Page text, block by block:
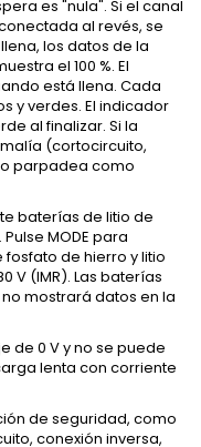
es "nula". Si el canal
al revés, se
los datos de la
el 100 %. El
está llena. Cada
y verdes. El indicador
al finalizar. Si la
(cortocircuito,
parpadea como
baterías de litio de
MODE para
de hierro y litio
V (IMR). Las baterías
mostrará datos en la
de 0 V y no se puede
lenta con corriente
de seguridad, como
conexión inversa,